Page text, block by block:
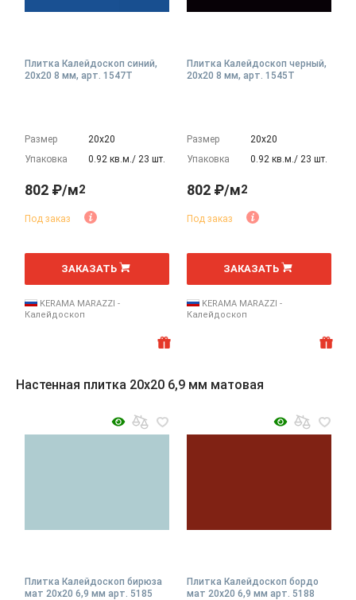
Плитка Калейдоскоп синий,
20x20 8 мм, арт. 1547T
Размер
20х20
Упаковка
0.92 кв.м./ 23 шт.
802 ₽/м2
Под заказ
м
ЗАКАЗАТЬ
KERAMA MARAZZI -
Калейдоскоп
Плитка Калейдоскоп черный,
20x20 8 мм, арт. 1545T
Размер
20х20
Упаковка
0.92 кв.м./ 23 шт.
802 ₽/м2
Под заказ
м
ЗАКАЗАТЬ
KERAMA MARAZZI -
Калейдоскоп
Настенная плитка 20x20 6,9 мм матовая
Плитка Калейдоскоп бирюза
мат 20x20 6,9 мм арт. 5185
Плитка Калейдоскоп бордо
мат 20x20 6,9 мм арт. 5188